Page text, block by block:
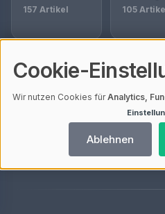
157 Artikel 105
Presseberich
te
60 Artikel
Börsen
42 Artikel
Cookie-
Wir nutzen Cookies fürAnalytics,
Ablehnen